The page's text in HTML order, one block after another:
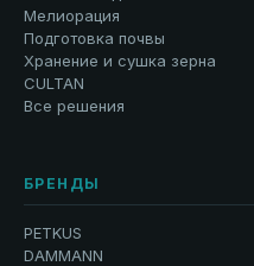
Мелиорация
Подготовка почвы
Хранение и сушка зерна
CULTAN
Все решения
БРЕНДЫ
PETKUS
DAMMANN